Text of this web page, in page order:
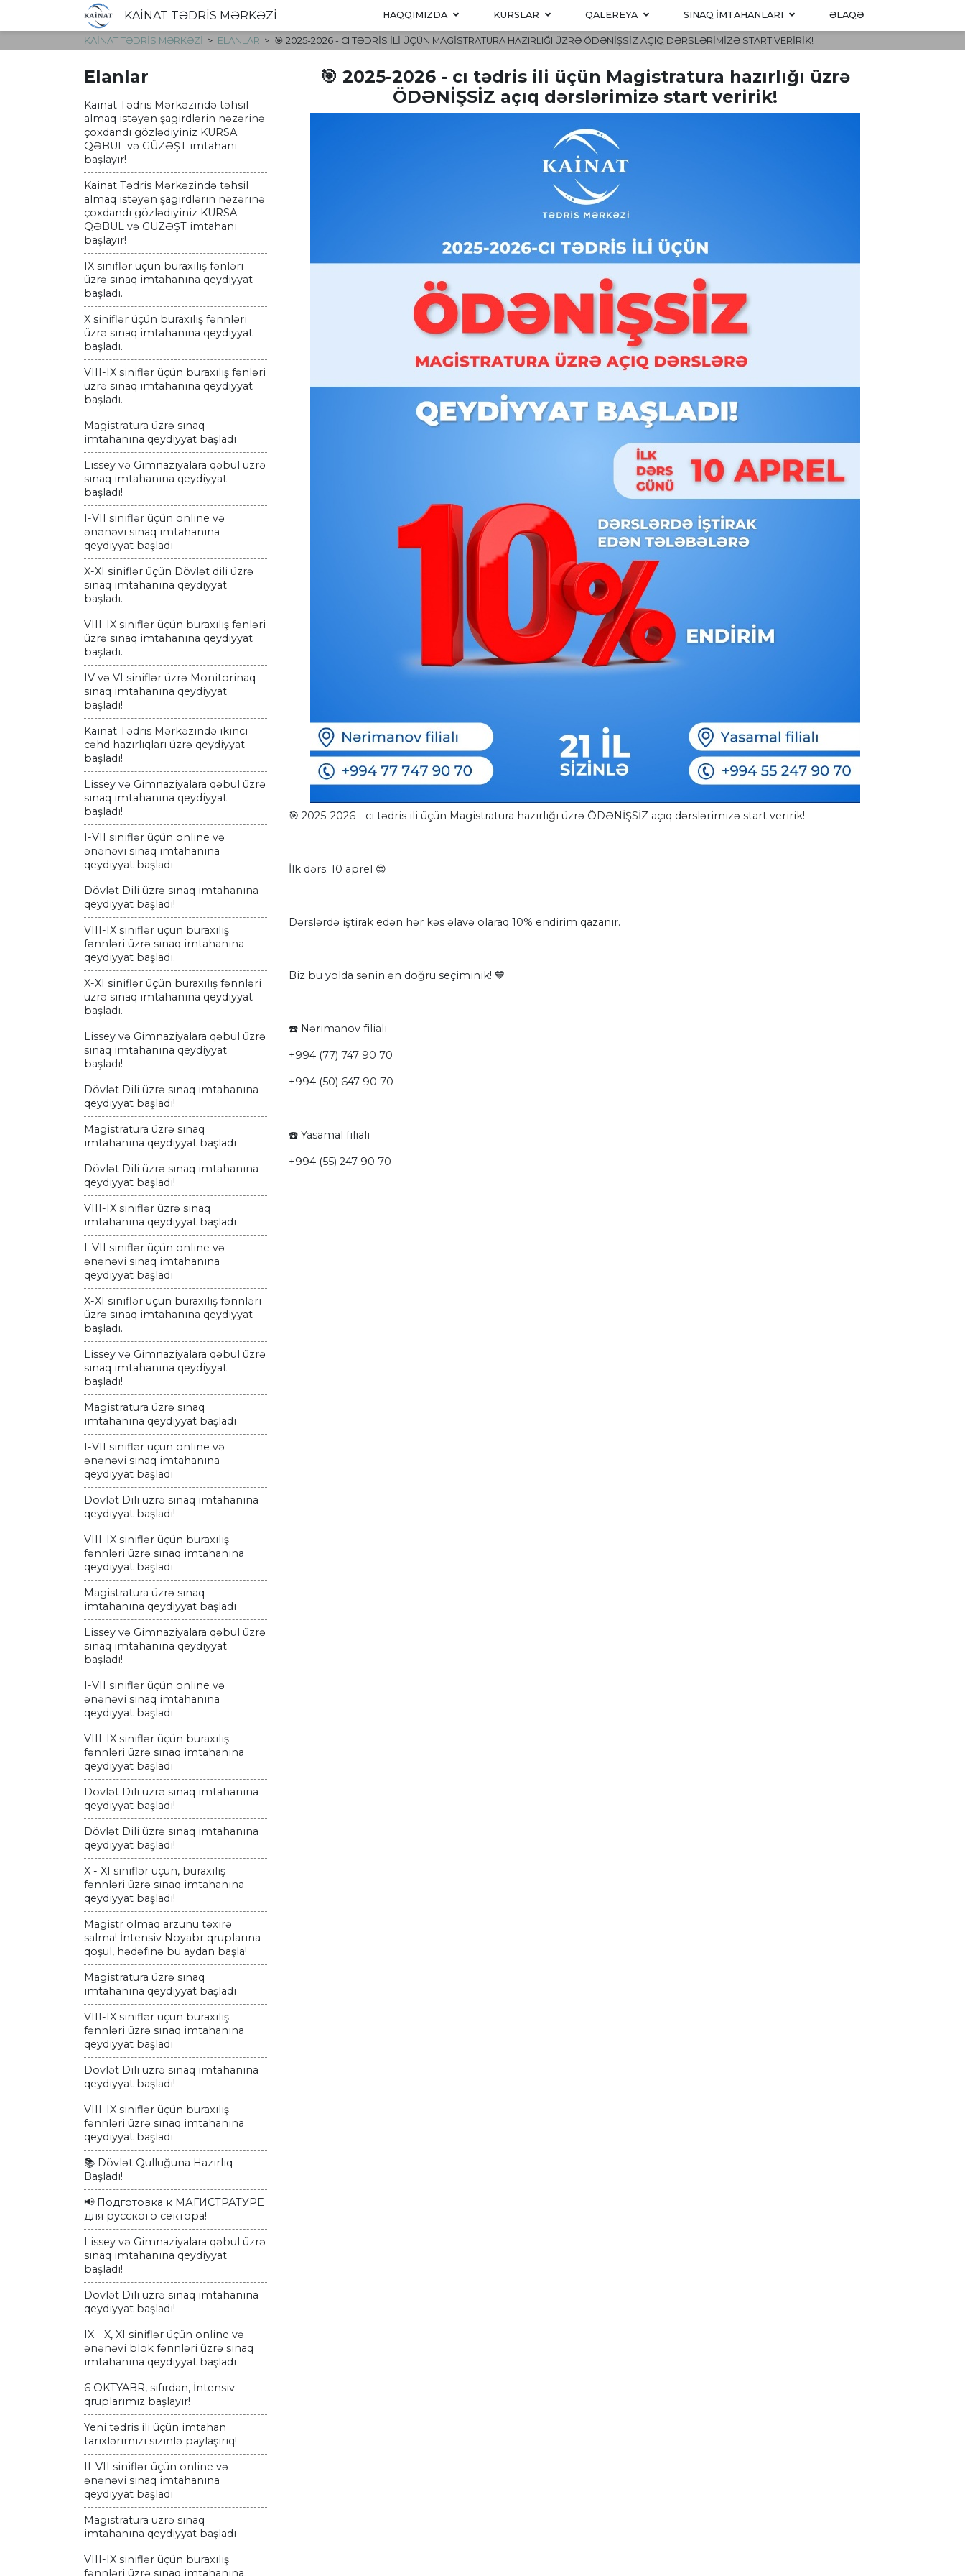
KAİNAT TƏDRİS MƏRKƏZİ HAQQIMIZDA KURSLAR QALEREYA SINAQ IMTAHANLARI ƏLAQƏ
KAİNAT TƏDRİS MƏRKƏZİ ELANLAR 🎯 2025-2026 - CI TƏDRIS ILI ÜÇÜN MAGISTRATURA HAZIRLIĞI ÜZRƏ ÖDƏNİŞSİZ AÇIQ DƏRSLƏRIMIZƏ START VERIRIK!
Elanlar
Kainat Tədris Mərkəzində təhsil
almaq istəyən şagirdlərin nəzərinə
çoxdandı gözlədiyiniz KURSA
QƏBUL və GÜZƏŞT imtahanı
başlayır!
Kainat Tədris Mərkəzində təhsil
almaq istəyən şagirdlərin nəzərinə
çoxdandı gözlədiyiniz KURSA
QƏBUL və GÜZƏŞT imtahanı
başlayır!
IX siniflər üçün buraxılış fənləri
üzrə sınaq imtahanına qeydiyyat
başladı.
X siniflər üçün buraxılış fənnləri
üzrə sınaq imtahanına qeydiyyat
başladı.
VIII-IX siniflər üçün buraxılış fənləri
üzrə sınaq imtahanına qeydiyyat
başladı.
Magistratura üzrə sınaq
imtahanına qeydiyyat başladı
Lissey və Gimnaziyalara qəbul üzrə
sınaq imtahanına qeydiyyat
başladı!
I-VII siniflər üçün online və
ənənəvi sınaq imtahanına
qeydiyyat başladı
X-XI siniflər üçün Dövlət dili üzrə
sınaq imtahanına qeydiyyat
başladı.
VIII-IX siniflər üçün buraxılış fənləri
üzrə sınaq imtahanına qeydiyyat
başladı.
IV və VI siniflər üzrə Monitorinaq
sınaq imtahanına qeydiyyat
başladı!
Kainat Tədris Mərkəzində ikinci
cəhd hazırlıqları üzrə qeydiyyat
başladı!
Lissey və Gimnaziyalara qəbul üzrə
sınaq imtahanına qeydiyyat
başladı!
I-VII siniflər üçün online və
ənənəvi sınaq imtahanına
qeydiyyat başladı
Dövlət Dili üzrə sınaq imtahanına
qeydiyyat başladı!
VIII-IX siniflər üçün buraxılış
fənnləri üzrə sınaq imtahanına
qeydiyyat başladı.
X-XI siniflər üçün buraxılış fənnləri
üzrə sınaq imtahanına qeydiyyat
başladı.
Lissey və Gimnaziyalara qəbul üzrə
sınaq imtahanına qeydiyyat
başladı!
Dövlət Dili üzrə sınaq imtahanına
qeydiyyat başladı!
Magistratura üzrə sınaq
imtahanına qeydiyyat başladı
Dövlət Dili üzrə sınaq imtahanına
qeydiyyat başladı!
VIII-IX siniflər üzrə sınaq
imtahanına qeydiyyat başladı
I-VII siniflər üçün online və
ənənəvi sınaq imtahanına
qeydiyyat başladı
X-XI siniflər üçün buraxılış fənnləri
üzrə sınaq imtahanına qeydiyyat
başladı.
Lissey və Gimnaziyalara qəbul üzrə
sınaq imtahanına qeydiyyat
başladı!
Magistratura üzrə sınaq
imtahanına qeydiyyat başladı
I-VII siniflər üçün online və
ənənəvi sınaq imtahanına
qeydiyyat başladı
Dövlət Dili üzrə sınaq imtahanına
qeydiyyat başladı!
VIII-IX siniflər üçün buraxılış
fənnləri üzrə sınaq imtahanına
qeydiyyat başladı
Magistratura üzrə sınaq
imtahanına qeydiyyat başladı
Lissey və Gimnaziyalara qəbul üzrə
sınaq imtahanına qeydiyyat
başladı!
I-VII siniflər üçün online və
ənənəvi sınaq imtahanına
qeydiyyat başladı
VIII-IX siniflər üçün buraxılış
fənnləri üzrə sınaq imtahanına
qeydiyyat başladı
Dövlət Dili üzrə sınaq imtahanına
qeydiyyat başladı!
Dövlət Dili üzrə sınaq imtahanına
qeydiyyat başladı!
X - XI siniflər üçün, buraxılış
fənnləri üzrə sınaq imtahanına
qeydiyyat başladı!
Magistr olmaq arzunu təxirə
salma! İntensiv Noyabr qruplarına
qoşul, hədəfinə bu aydan başla!
Magistratura üzrə sınaq
imtahanına qeydiyyat başladı
VIII-IX siniflər üçün buraxılış
fənnləri üzrə sınaq imtahanına
qeydiyyat başladı
Dövlət Dili üzrə sınaq imtahanına
qeydiyyat başladı!
VIII-IX siniflər üçün buraxılış
fənnləri üzrə sınaq imtahanına
qeydiyyat başladı
📚 Dövlət Qulluğuna Hazırlıq
Başladı!
📢 Подготовка к МАГИСТРАТУРЕ
для русского сектора!
Lissey və Gimnaziyalara qəbul üzrə
sınaq imtahanına qeydiyyat
başladı!
Dövlət Dili üzrə sınaq imtahanına
qeydiyyat başladı!
IX - X, XI siniflər üçün online və
ənənəvi blok fənnləri üzrə sınaq
imtahanına qeydiyyat başladı
6 OKTYABR, sıfırdan, İntensiv
qruplarımız başlayır!
Yeni tədris ili üçün imtahan
tarixlərimizi sizinlə paylaşırıq!
II-VII siniflər üçün online və
ənənəvi sınaq imtahanına
qeydiyyat başladı
Magistratura üzrə sınaq
imtahanına qeydiyyat başladı
VIII-IX siniflər üçün buraxılış
fənnləri üzrə sınaq imtahanına
🎯 2025-2026 - cı tədris ili üçün Magistratura hazırlığı üzrə
ÖDƏNİŞSİZ açıq dərslərimizə start veririk!
🎯 2025-2026 - cı tədris ili üçün Magistratura hazırlığı üzrə ÖDƏNİŞSİZ açıq dərslərimizə start veririk!
İlk dərs: 10 aprel 😍
Dərslərdə iştirak edən hər kəs əlavə olaraq 10% endirim qazanır.
Biz bu yolda sənin ən doğru seçiminik! 💙
☎️ Nərimanov filialı
+994 (77) 747 90 70
+994 (50) 647 90 70
☎️ Yasamal filialı
+994 (55) 247 90 70